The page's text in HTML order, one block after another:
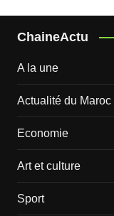
ChaineActu
A la une
Actualité du Maroc
Economie
Art et culture
Sport